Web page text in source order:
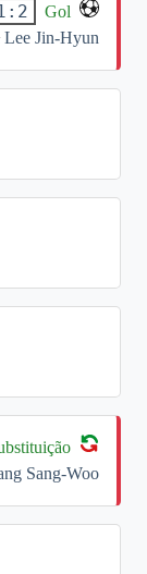
Gol
Lee Jin-Hyun
Sang-Woo